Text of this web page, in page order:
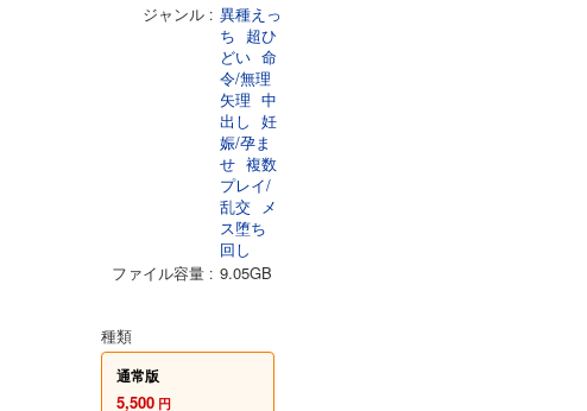
ジャンル
異種えっ
ち 超ひ
どい 命
令/無理
矢理 中
出し 妊
娠/孕ま
せ 複数
プレイ/
乱交 メ
ス堕ち
回し
ファイル容量
9.05GB
種類
通常版
5,500 円